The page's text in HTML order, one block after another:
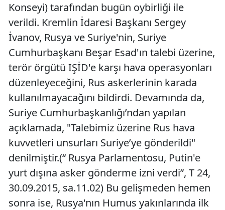
Konseyi) tarafından bugün oybirliği ile
verildi. Kremlin İdaresi Başkanı Sergey
İvanov, Rusya ve Suriye'nin, Suriye
Cumhurbaşkanı Beşar Esad'ın talebi üzerine,
terör örgütü IŞİD'e karşı hava operasyonları
düzenleyeceğini, Rus askerlerinin karada
kullanılmayacağını bildirdi. Devamında da,
Suriye Cumhurbaşkanlığı’ndan yapılan
açıklamada, "Talebimiz üzerine Rus hava
kuvvetleri unsurları Suriye’ye gönderildi"
denilmiştir.(“ Rusya Parlamentosu, Putin'e
yurt dışına asker gönderme izni verdi”, T 24,
30.09.2015, sa.11.02) Bu gelişmeden hemen
sonra ise, Rusya'nın Humus yakınlarında ilk